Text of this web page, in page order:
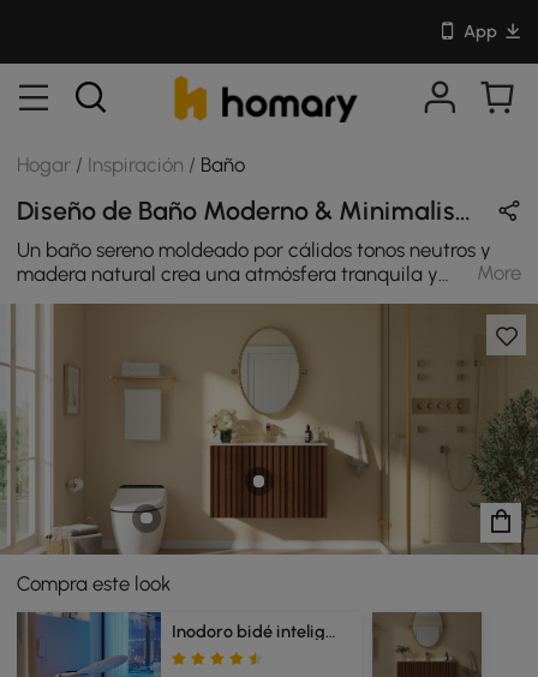
App
Hogar / Inspiración / Baño
Diseño de Baño Moderno & Minimalista en Blanco / Beige / Natural / Oro con Madera / Vidrio / Cerámica
Un baño sereno moldeado por cálidos tonos neutros y
madera natural crea una atmósfera tranquila y
refinada. Líneas limpias, luz suave y Los detalles dorados
aportan equilibrio y elegancia discreta,
transformándose en algo cotidiano los rituales se
convierten en momentos de confort en un entorno
More
Compra este look
Inodoro bidé inteligente